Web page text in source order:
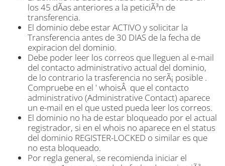
los 45 dÃ­as anteriores a la peticiÃ³n de
transferencia.
El dominio debe estar ACTIVO y solicitar la
Transferencia antes de 30 DIAS de la fecha de
expiracion del dominio.
Debe poder leer los correos que lleguen al e-mail
del contacto administrativo actual del dominio,
de lo contrario la trasferencia no serÃ¡ posible .
Compruebe en el ' whoisÂ que el contacto
administrativo (Administrative Contact) aparece
un e-mail en el que usted pueda leer los correos.
El dominio no ha de estar bloqueado por el actual
registrador, si en el whois no aparece en el status
del dominio REGISTER-LOCKED o similar es que
no esta bloqueado.
Por regla general, se recomienda iniciar el